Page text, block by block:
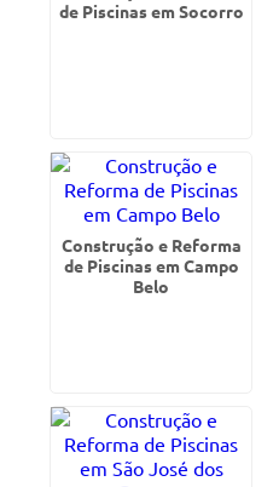
de Piscinas em Socorro
Construção e Reforma
de Piscinas em Campo
Belo